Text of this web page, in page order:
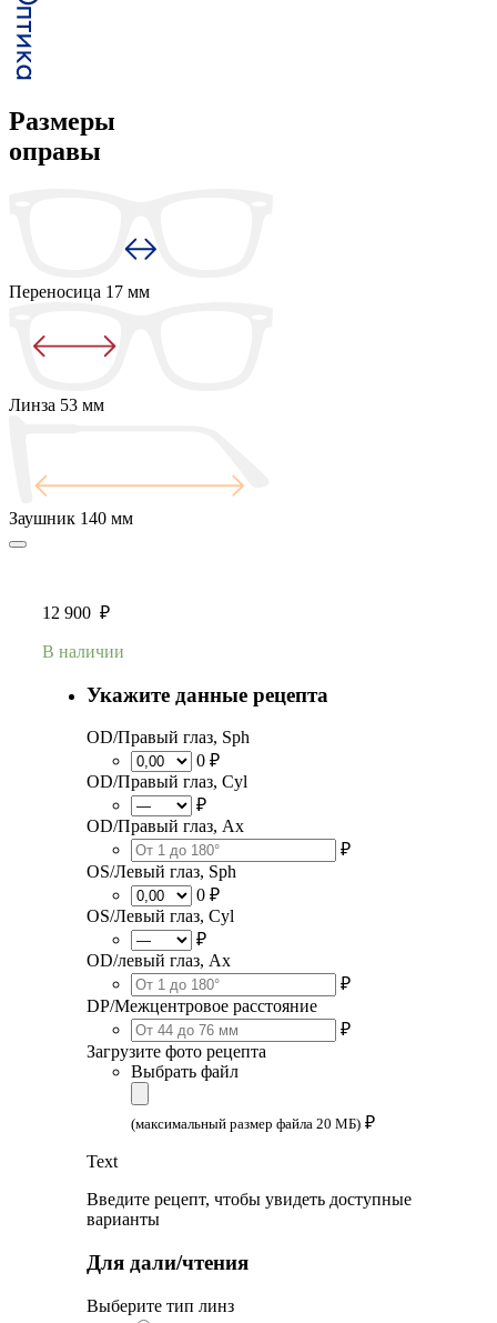
Размеры
оправы
Переносица 17 мм
Линза 53 мм
Заушник 140 мм
12 900 ₽
В наличии
Укажите данные рецепта
OD/Правый глаз, Sph
0 ₽
OD/Правый глаз, Cyl
₽
OD/Правый глаз, Ax
₽
OS/Левый глаз, Sph
0 ₽
OS/Левый глаз, Cyl
₽
OD/левый глаз, Ax
₽
DP/Межцентровое расстояние
₽
Загрузите фото рецепта
Выбрать файл
(максимальный размер файла 20 МБ) ₽
Text
Введите рецепт, чтобы увидеть доступные
варианты
Для дали/чтения
Выберите тип линз